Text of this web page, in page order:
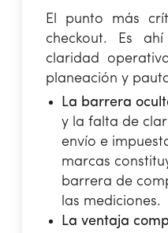
El punto más
checkout. Es
claridad
planeación y
La barrera
y la falta de
envío e
marcas
barrera de
las mediciones.
La ventaja